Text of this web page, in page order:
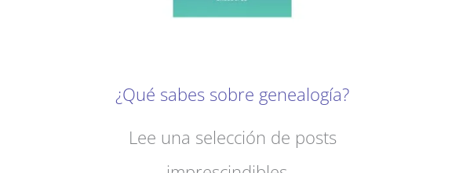
¿Qué sabes sobre genealogía?
Lee una selección de posts